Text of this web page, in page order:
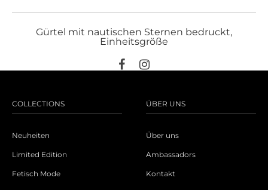
Gürtel mit nautischen Sternen bedruckt,
Einheitsgröße
COLLECTIONS
Neuheiten
Limited Edition
Fetisch Mode
ÜBER UNS
Über uns
Ambassadors
Kontakt